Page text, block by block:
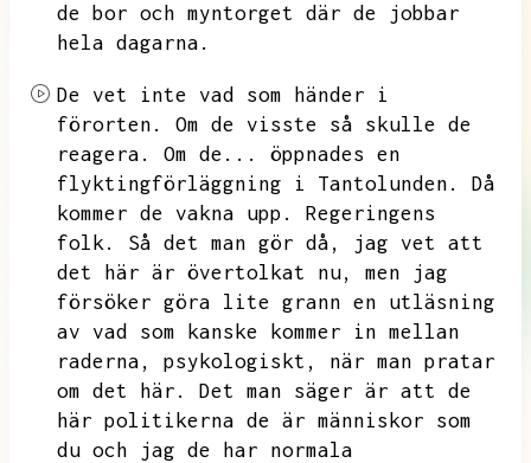
de bor och myntorget där de jobbar
hela dagarna.
De vet inte vad som händer i
förorten.
Om de visste så skulle de
reagera.
Om de...
öppnades en
flyktingförläggning i Tantolunden.
Då
kommer de vakna upp.
Regeringens
folk.
Så det man gör då,
jag vet att
det här är övertolkat nu,
men jag
försöker göra lite grann en utläsning
av vad som kanske kommer in mellan
raderna,
psykologiskt,
när man pratar
om det här.
Det man säger är att de
här politikerna de är människor som
du och jag de har normala